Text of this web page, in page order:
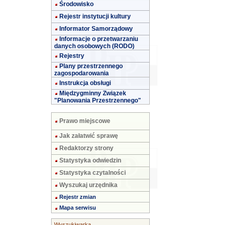
Środowisko
Rejestr instytucji kultury
Informator Samorządowy
Informacje o przetwarzaniu
danych osobowych (RODO)
Rejestry
Plany przestrzennego
zagospodarowania
Instrukcja obsługi
Międzygminny Związek
"Planowania Przestrzennego"
Prawo miejscowe
Jak załatwić sprawę
Redaktorzy strony
Statystyka odwiedzin
Statystyka czytalności
Wyszukaj urzędnika
Rejestr zmian
Mapa serwisu